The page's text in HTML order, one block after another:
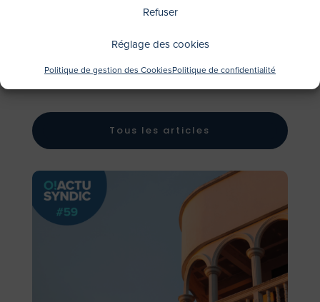
Refuser
Réglage des cookies
Politique de gestion des CookiesPolitique de confidentialité
.pdf
Tous les articles